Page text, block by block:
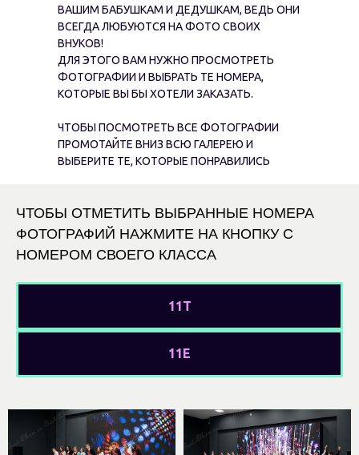
ВАШИМ БАБУШКАМ И ДЕДУШКАМ, ВЕДЬ ОНИ
ВСЕГДА ЛЮБУЮТСЯ НА ФОТО СВОИХ
ВНУКОВ!
ДЛЯ ЭТОГО ВАМ НУЖНО ПРОСМОТРЕТЬ
ФОТОГРАФИИ И ВЫБРАТЬ ТЕ НОМЕРА,
КОТОРЫЕ ВЫ БЫ ХОТЕЛИ ЗАКАЗАТЬ.
ЧТОБЫ ПОСМОТРЕТЬ ВСЕ ФОТОГРАФИИ
ПРОМОТАЙТЕ ВНИЗ ВСЮ ГАЛЕРЕЮ И
ВЫБЕРИТЕ ТЕ, КОТОРЫЕ ПОНРАВИЛИСЬ
ЧТОБЫ ОТМЕТИТЬ ВЫБРАННЫЕ НОМЕРА
ФОТОГРАФИЙ НАЖМИТЕ НА КНОПКУ С
НОМЕРОМ СВОЕГО КЛАССА
11Т
11Е